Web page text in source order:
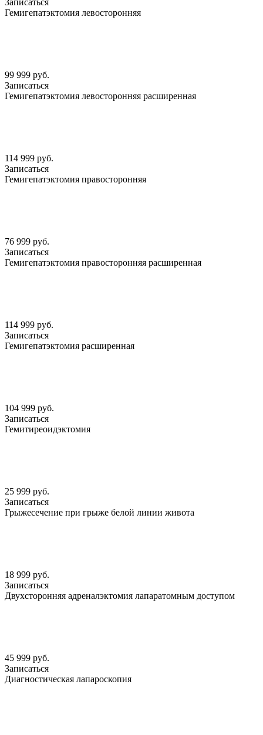
Записаться
Гемигепатэктомия левосторонняя
99 999 руб.
Записаться
Гемигепатэктомия левосторонняя расширенная
114 999 руб.
Записаться
Гемигепатэктомия правосторонняя
76 999 руб.
Записаться
Гемигепатэктомия правосторонняя расширенная
114 999 руб.
Записаться
Гемигепатэктомия расширенная
104 999 руб.
Записаться
Гемитиреоидэктомия
25 999 руб.
Записаться
Грыжесечение при грыже белой линии живота
18 999 руб.
Записаться
Двухсторонняя адреналэктомия лапаратомным доступом
45 999 руб.
Записаться
Диагностическая лапароскопия